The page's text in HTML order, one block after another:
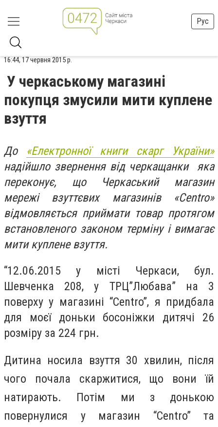
Рус
16:44, 17 червня 2015 р.
У черкаському магазині
покупця змусили мити куплене
взуття
До «Електронної книги скарг України»
надійшло звернення від черкащанки яка
переконує, що Черкаський магазин
мережі взуттєвих магазинів «Centro»
відмовляється приймати товар протягом
встановленого законом терміну і вимагає
мити куплене взуття.
“12.06.2015 у місті Черкаси, бул.
Шевченка 208, у ТРЦ”Любава” на 3
поверху у магазині “Centro”, я придбала
для моєї доньки босоніжки дитячі 26
розміру за 224 грн.
Дитина носила взуття 30 хвилин, після
чого почала скаржитися, що вони їй
натирають. Потім ми з донькою
повернулися у магазин “Centro” та